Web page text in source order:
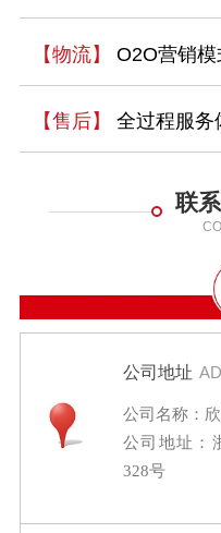
【物流】 O2O营销
【售后】 全过程服务
联
公司地址
公司名称：
公司地址：
328号